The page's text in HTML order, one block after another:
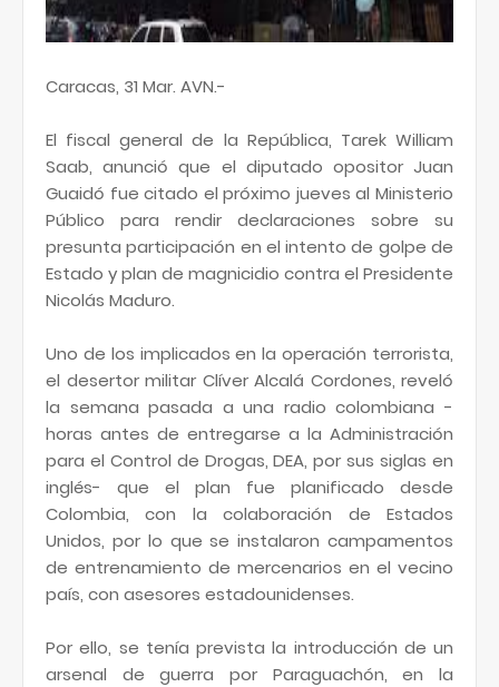
Caracas, 31 Mar. AVN.-
El fiscal general de la República, Tarek William
Saab, anunció que el diputado opositor Juan
Guaidó fue citado el próximo jueves al Ministerio
Público para rendir declaraciones sobre su
presunta participación en el intento de golpe de
Estado y plan de magnicidio contra el Presidente
Nicolás Maduro.
Uno de los implicados en la operación terrorista,
el desertor militar Clíver Alcalá Cordones, reveló
la semana pasada a una radio colombiana -
horas antes de entregarse a la Administración
para el Control de Drogas, DEA, por sus siglas en
inglés- que el plan fue planificado desde
Colombia, con la colaboración de Estados
Unidos, por lo que se instalaron campamentos
de entrenamiento de mercenarios en el vecino
país, con asesores estadounidenses.
Por ello, se tenía prevista la introducción de un
arsenal de guerra por Paraguachón, en la